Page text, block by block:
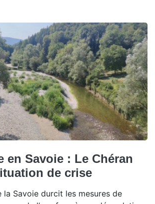
en Savoie : Le Chéran
de crise
la Savoie durcit les mesures de